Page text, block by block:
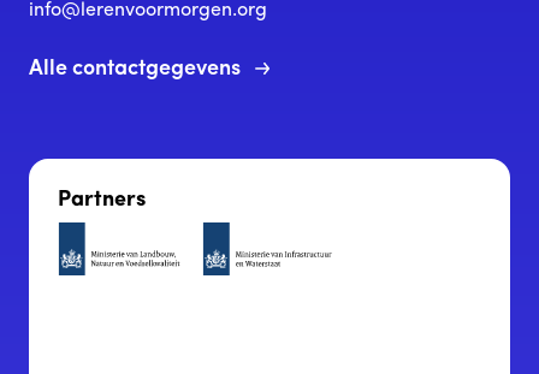
info@lerenvoormorgen.org
Alle contactgegevens
Partners